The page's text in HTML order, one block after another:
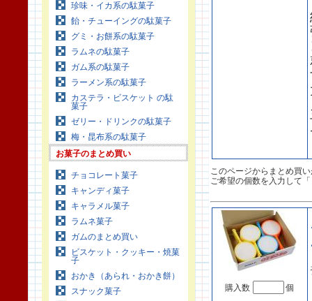
珍味・イカ系の駄菓子
飴・チューイングの駄菓子
グミ・お餅系の駄菓子
ラムネの駄菓子
ガム系の駄菓子
ラーメン系の駄菓子
カステラ・ビスケット の駄
菓子
ゼリー・ドリンクの駄菓子
梅・昆布系の駄菓子
お菓子のまとめ買い
チョコレート菓子
キャンディ菓子
キャラメル菓子
ラムネ菓子
ガムのまとめ買い
ビスケット・クッキー・焼菓
子
おかき（あられ・おかき餅）
スナック菓子
このページからまとめ買
ご希望の個数を入力して
購入数 個